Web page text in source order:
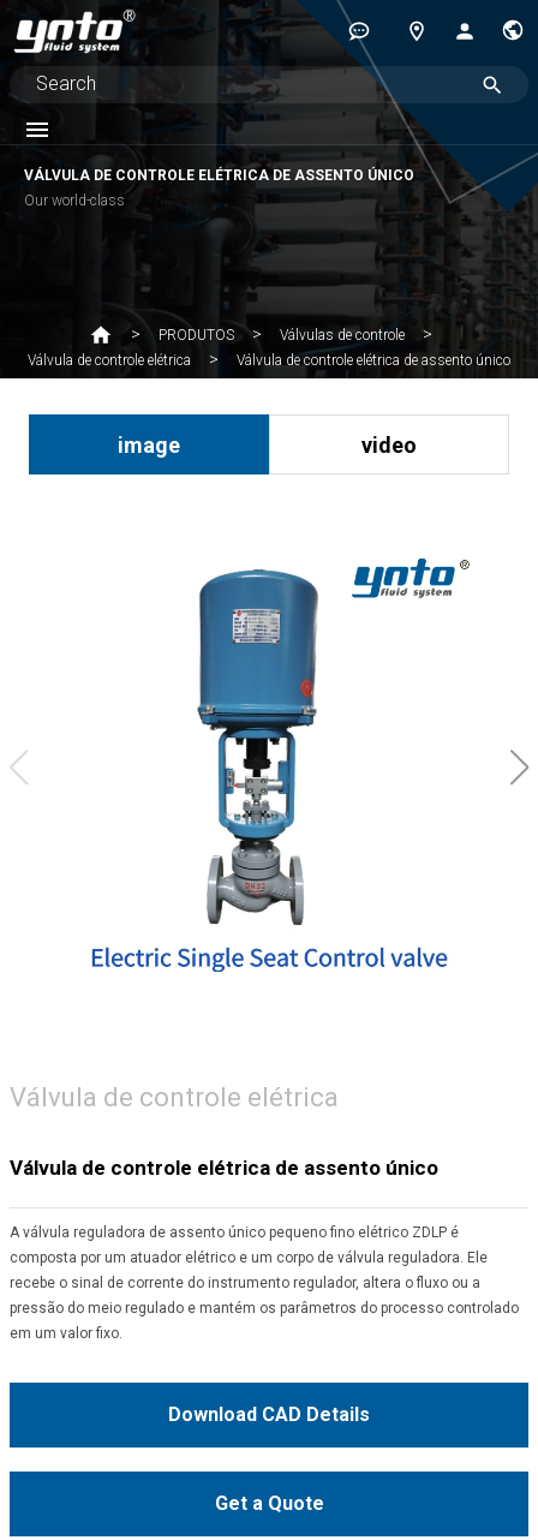
VÁLVULA DE CONTROLE ELÉTRICA DE ASSENTO ÚNICO
Our world-class
PRODUTOS
Válvulas de controle
Válvula de controle elétrica
Válvula de controle elétrica de assento único
image video
Válvula de controle elétrica
Válvula de controle elétrica de assento único
A válvula reguladora de assento único pequeno fino elétrico ZDLP é
composta por um atuador elétrico e um corpo de válvula reguladora. Ele
recebe o sinal de corrente do instrumento regulador, altera o fluxo ou a
pressão do meio regulado e mantém os parâmetros do processo controlado
em um valor fixo.
Download CAD Details
Get a Quote